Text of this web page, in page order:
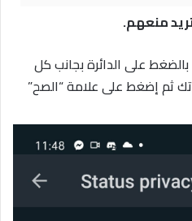
منعهم.
على الدائرة بجانب كل
ثم إضغط على علامة “الصح”